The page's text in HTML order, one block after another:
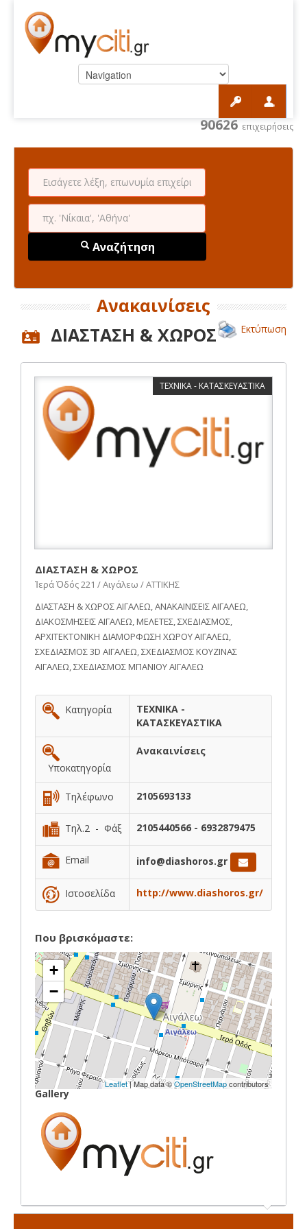
90626 επιχειρήσεις
Αναζήτηση
Ανακαινίσεις
ΔΙΑΣΤΑΣΗ & ΧΩΡΟΣ Εκτύπωση
ΤΕΧΝΙΚΑ - ΚΑΤΑΣΚΕΥΑΣΤΙΚΑ
ΔΙΑΣΤΑΣΗ & ΧΩΡΟΣ
Ἱερά Ὁδός 221 / Αιγάλεω / ΑΤΤΙΚΗΣ
ΔΙΑΣΤΑΣΗ & ΧΩΡΟΣ ΑΙΓΑΛΕΩ, ΑΝΑΚΑΙΝΙΣΕΙΣ ΑΙΓΑΛΕΩ,
ΔΙΑΚΟΣΜΗΣΕΙΣ ΑΙΓΑΛΕΩ, ΜΕΛΕΤΕΣ, ΣΧΕΔΙΑΣΜΟΣ,
ΑΡΧΙΤΕΚΤΟΝΙΚΗ ΔΙΑΜΟΡΦΩΣΗ ΧΩΡΟΥ ΑΙΓΑΛΕΩ,
ΣΧΕΔΙΑΣΜΟΣ 3D ΑΙΓΑΛΕΩ, ΣΧΕΔΙΑΣΜΟΣ ΚΟΥΖΙΝΑΣ
ΑΙΓΑΛΕΩ, ΣΧΕΔΙΑΣΜΟΣ ΜΠΑΝΙΟΥ ΑΙΓΑΛΕΩ
Κατηγορία
ΤΕΧΝΙΚΑ -
ΚΑΤΑΣΚΕΥΑΣΤΙΚΑ
Υποκατηγορία
Ανακαινίσεις
Τηλέφωνο 2105693133
Τηλ.2 - Φάξ 2105440566 - 6932879475
Email info@diashoros.gr
Ιστοσελίδα http://www.diashoros.gr/
Που βρισκόμαστε:
+
−
Leaflet| Map data ©OpenStreetMapcontributors
Gallery